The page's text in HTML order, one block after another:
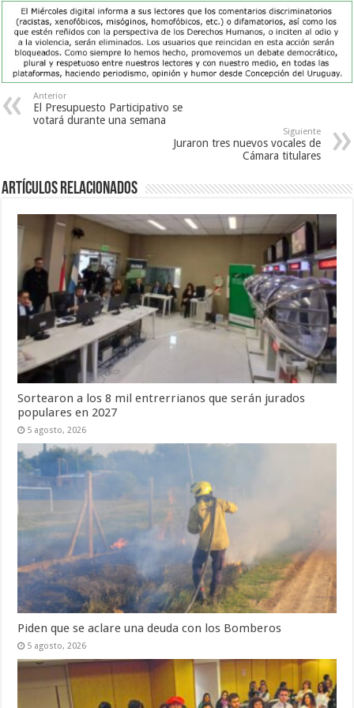
Anterior
El Presupuesto Participativo se
votará durante una semana
Siguiente
Juraron tres nuevos vocales de
Cámara titulares
Artículos Relacionados
Sortearon a los 8 mil entrerrianos que serán jurados
populares en 2027
5 agosto, 2026
Piden que se aclare una deuda con los Bomberos
5 agosto, 2026